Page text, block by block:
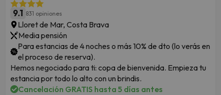
9.1 831 opiniones
Lloret de Mar, Costa Brava
Media pensión
Para estancias de 4 noches o más 10% de dto (lo verás en
el proceso de reserva).
Hemos negociado para ti: copa de bienvenida. Empieza tu
estancia por todo lo alto con un brindis.
Cancelación GRATIS hasta 5 días antes